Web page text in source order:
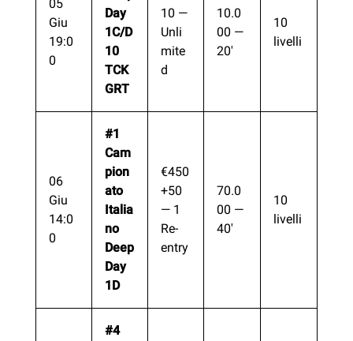
05
Giu
19:0
0
Day
1C/D
10
TCK
GRT
10 —
Unli
mite
d
10.0
00 —
20′
10
livelli
06
Giu
14:0
0
#1
Cam
pion
ato
Italia
no
Deep
Day
1D
€450
+50
— 1
Re-
entry
70.0
00 —
40′
10
livelli
#4